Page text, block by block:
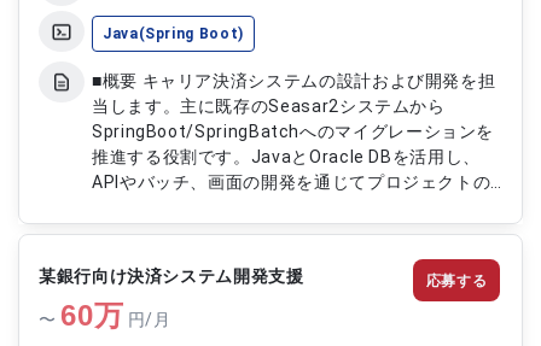
Java(Spring Boot)
■概要 キャリア決済システムの設計および開発を担
当します。主に既存のSeasar2システムから
SpringBoot/SpringBatchへのマイグレーションを
推進する役割です。JavaとOracle DBを活用し、
APIやバッチ、画面の開発を通じてプロジェクトの
トプットし、効率的なシステムの移行を目指しま
基本設計から開発まで ・JavaおよびOracle DBを
使用したシステム開発 ・SpringBootを用いた開発
・API、画面、バッチの開発 ・情報のインプットと
某銀行向け決済システム開発支援
〜 60万 円/月
応募する